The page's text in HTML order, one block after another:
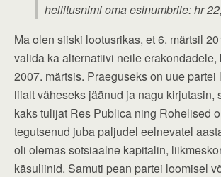
hellitusnimi oma esinumbrile: hr
Ma olen siiski lootusrikas, et 6. märtsil
valida ka alternatiivi neile erakondadele,
2007. märtsis. Praeguseks on uue
liialt väheseks jäänud ja nagu kirjutasin,
kaks tulijat Res Publica ning Rohelised
tegutsenud juba paljudel eelnevatel
oli olemas sotsiaalne kapitalin,
käsuliinid. Samuti pean partei loomisel